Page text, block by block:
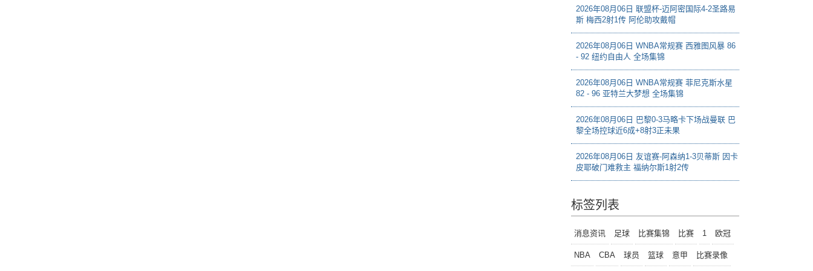
2026年08月06日 联盟杯-迈阿密国际4-2圣路易
斯 梅西2射1传 阿伦助攻戴帽
2026年08月06日 WNBA常规赛 西雅图风暴 86
- 92 纽约自由人 全场集锦
2026年08月06日 WNBA常规赛 菲尼克斯水星
82 - 96 亚特兰大梦想 全场集锦
2026年08月06日 巴黎0-3马略卡下场战曼联 巴
黎全场控球近6成+8射3正未果
2026年08月06日 友谊赛-阿森纳1-3贝蒂斯 因卡
皮耶破门难救主 福纳尔斯1射2传
标签列表
消息资讯 足球 比赛集锦 比赛 1 欧冠
NBA CBA 球员 篮球 意甲 比赛录像